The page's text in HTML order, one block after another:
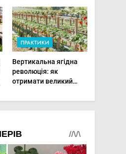
господарствах
ПРАКТИКИ
Вертикальна ягідна
революція: як
отримати великий
мінімальній площі